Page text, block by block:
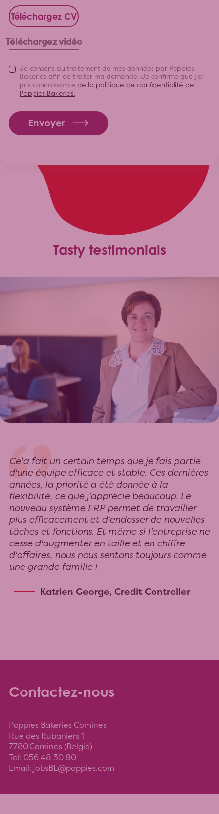
Je consens au traitement de mes données par Poppies
Bakeries afin de traiter ma demande. Je confirme que j'ai
pris connaissance de la politique de confidentialité de
Poppies Bakeries.
Envoyer
Tasty testimonials
Cela fait un certain temps que je fais partie
d'une équipe efficace et stable. Ces dernières
années, la priorité a été donnée à la
flexibilité, ce que j'apprécie beaucoup. Le
nouveau système ERP permet de travailler
plus efficacement et d'endosser de nouvelles
tâches et fonctions. Et même si l'entreprise ne
cesse d'augmenter en taille et en chiffre
d'affaires, nous nous sentons toujours comme
une grande famille !
Katrien George, Credit Controller
Contactez-nous
Poppies Bakeries Comines
Rue des Rubaniers 1
7780 Comines (België)
Tel: 056 48 30 80
Email: jobsBE@poppies.com